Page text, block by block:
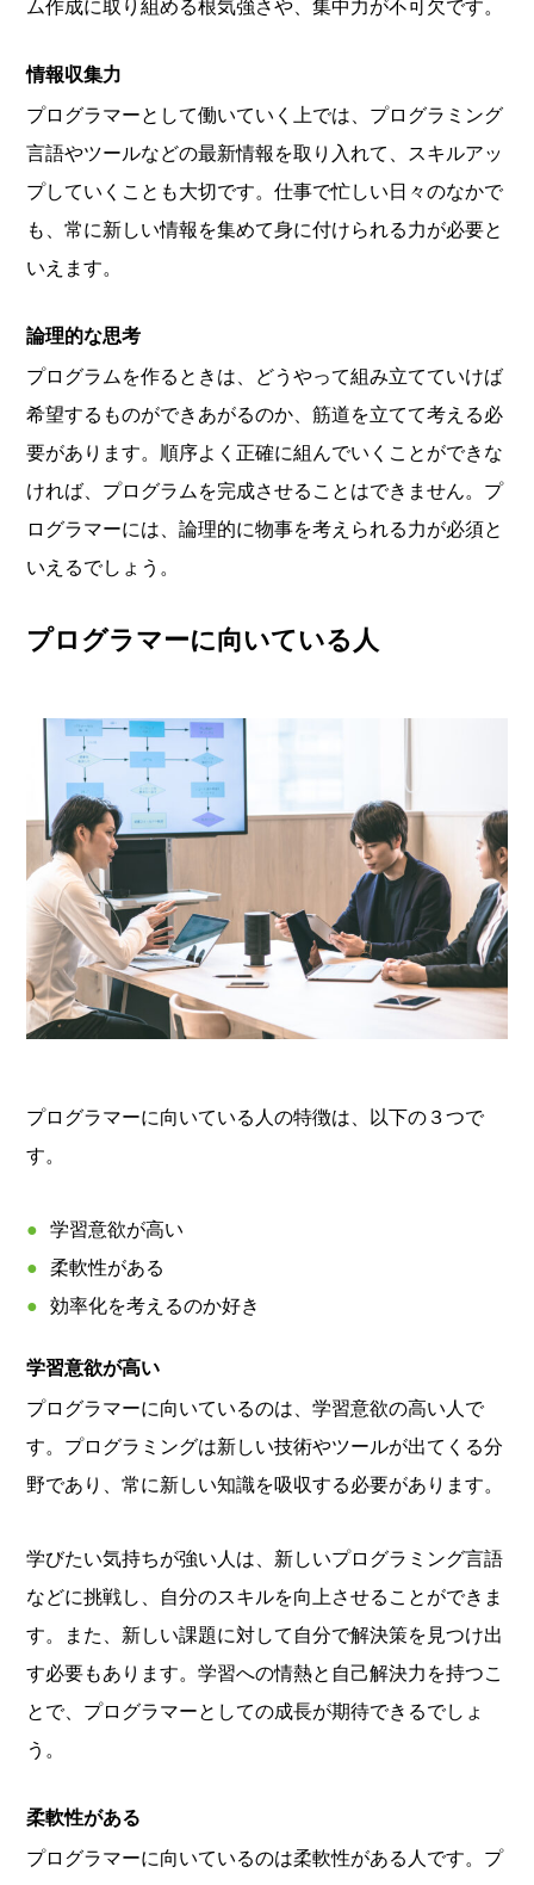
ム作成に取り組める根気強さや、集中力が不可欠です。
情報収集力
プログラマーとして働いていく上では、プログラミング
言語やツールなどの最新情報を取り入れて、スキルアッ
プしていくことも大切です。仕事で忙しい日々のなかで
も、常に新しい情報を集めて身に付けられる力が必要と
いえます。
論理的な思考
プログラムを作るときは、どうやって組み立てていけば
希望するものができあがるのか、筋道を立てて考える必
要があります。順序よく正確に組んでいくことができな
ければ、プログラムを完成させることはできません。プ
ログラマーには、論理的に物事を考えられる力が必須と
いえるでしょう。
プログラマーに向いている人
プログラマーに向いている人の特徴は、以下の３つで
す。
学習意欲が高い
柔軟性がある
効率化を考えるのか好き
学習意欲が高い
プログラマーに向いているのは、学習意欲の高い人で
す。プログラミングは新しい技術やツールが出てくる分
野であり、常に新しい知識を吸収する必要があります。
学びたい気持ちが強い人は、新しいプログラミング言語
などに挑戦し、自分のスキルを向上させることができま
す。また、新しい課題に対して自分で解決策を見つけ出
す必要もあります。学習への情熱と自己解決力を持つこ
とで、プログラマーとしての成長が期待できるでしょ
う。
柔軟性がある
プログラマーに向いているのは柔軟性がある人です。プ